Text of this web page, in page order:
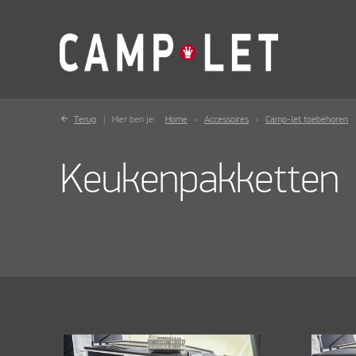
Terug Hier ben je: Home Accessoires Camp-let toebehoren
Keukenpakketten